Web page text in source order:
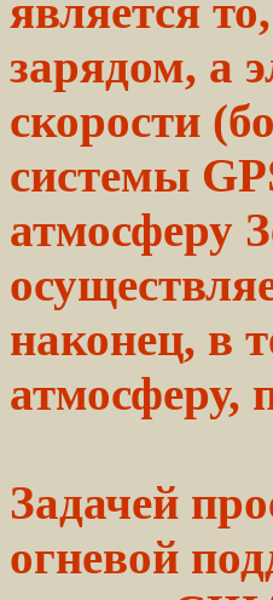
является
зарядом, а
скорости
системы
атмосферу
наконец, в
атмосферу,
Задачей
огневой